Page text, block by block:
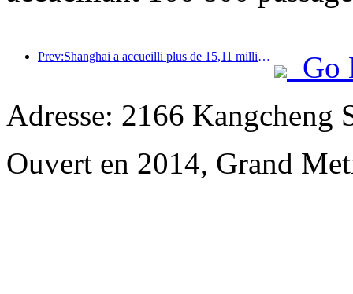
Prev:Shanghai a accueilli plus de 15,11 millions de visiteurs au cours des quatre premiers jours des vacances de la mi-automne et de la fête nationale, soit une augmentation de plus de 20 % par rapport à l'année précédente.
Go
Adresse: 2166 Kangcheng
Ouvert en 2014, Grand